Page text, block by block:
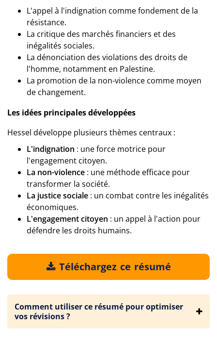
L'appel à l'indignation comme fondement de la
résistance.
La critique des marchés financiers et des
inégalités sociales.
La dénonciation des violations des droits de
l'homme, notamment en Palestine.
La promotion de la non-violence comme moyen
de changement.
Les idées principales développées
Hessel développe plusieurs thèmes centraux :
L'indignation : une force motrice pour
l'engagement citoyen.
La non-violence : une méthode efficace pour
transformer la société.
La justice sociale : un combat contre les inégalités
économiques.
L'engagement citoyen : un appel à l'action pour
défendre les droits humains.
Téléchargez ce résumé
Comment utiliser ce résumé pour optimiser
vos révisions ?